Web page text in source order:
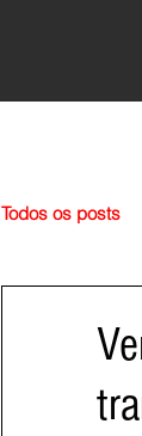
Todos os posts